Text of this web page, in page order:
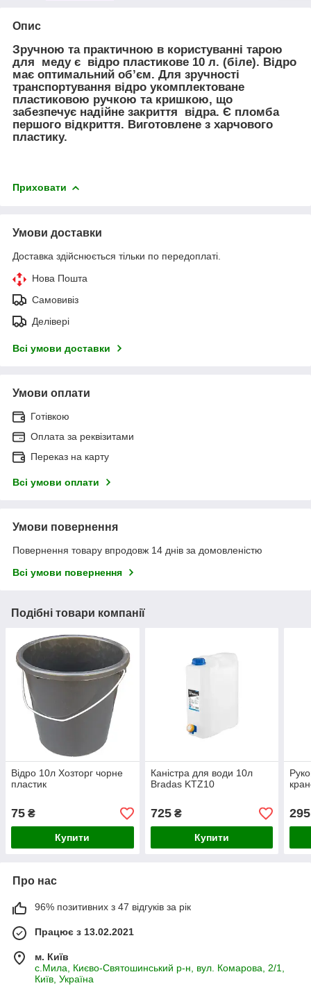
Опис
Зручною та практичною в користуванні тарою
для меду є відро пластикове 10 л. (біле). Відро
має оптимальний об’єм. Для зручності
транспортування відро укомплектоване
пластиковою ручкою та кришкою, що
забезпечує надійне закриття відра. Є пломба
першого відкриття. Виготовлене з харчового
пластику.
Приховати
Умови доставки
Доставка здійснюється тільки по передоплаті.
Нова Пошта
Самовивіз
Делівері
Всі умови доставки
Умови оплати
Готівкою
Оплата за реквізитами
Переказ на карту
Всі умови оплати
Умови повернення
Повернення товару впродовж 14 днів за домовленістю
Всі умови повернення
Подібні товари компанії
Відро 10л Хозторг чорне
пластик
75 ₴
Купити
Каністра для води 10л
Bradas KTZ10
725₴
Купити
295
Про нас
96% позитивних з 47 відгуків за рік
Працює з 13.02.2021
м. Київ
с.Мила, Києво-Святошинський р-н, вул. Комарова, 2/1,
Київ, Україна